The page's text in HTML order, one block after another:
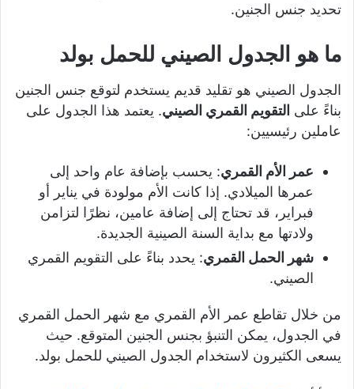
تحديد جنس الجنين.
ما هو الجدول الصيني للحمل بولد
الجدول الصيني هو تقليد قديم يستخدم لتوقع جنس الجنين
بناءً على التقويم القمري الصيني. يعتمد هذا الجدول على
عاملين رئيسيين:
عمر الأم القمري: يحسب بإضافة عام واحد إلى
عمرها الميلادي. إذا كانت الأم مولودة في يناير أو
فبراير، قد تحتاج إلى إضافة عامين، نظرًا لتزامن
ولادتها مع بداية السنة الصينية الجديدة.
شهر الحمل القمري: يحدد بناءً على التقويم القمري
الصيني.
من خلال تقاطع عمر الأم القمري مع شهر الحمل القمري
في الجدول، يمكن التنبؤ بجنس الجنين المتوقع. حيث
يسعى الكثيرون لاستخدام الجدول الصيني للحمل بولد.